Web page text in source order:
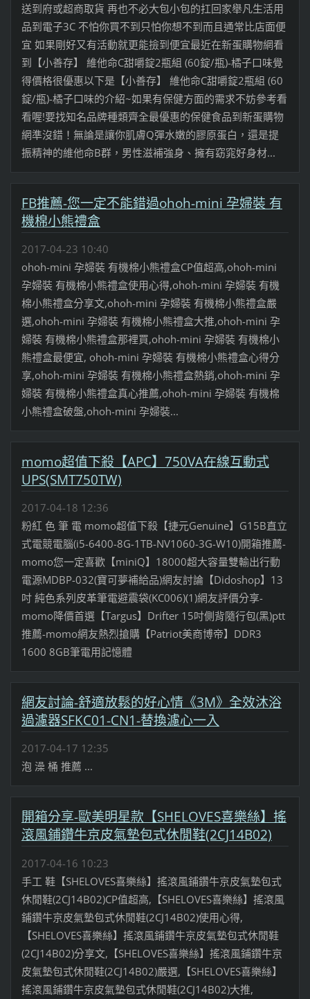
送到府或超商取貨 再也不必大包小包的扛回家舉凡生活用
品到電子3C 不怕你買不到只怕你想不到而且通常比店面便
宜 如果剛好又有活動就更能撿到便宜最近在新蛋購物網看
到【小善存】 維他命C甜嚼錠2瓶組 (60錠/瓶)-橘子口味覺
得價格很優惠以下是【小善存】 維他命C甜嚼錠2瓶組 (60
錠/瓶)-橘子口味的介紹~如果有保健方面的需求不妨參考看
看喔!要找知名品牌種類齊全最優惠的保健食品到新蛋購物
網準沒錯！無論是讓你肌膚Q彈水嫩的膠原蛋白，還是提
振精神的維他命B群，男性滋補強身、擁有窈窕好身材...
FB推薦-您一定不能錯過ohoh-mini 孕婦裝 有
機棉小熊禮盒
2017-04-23 10:40
ohoh-mini 孕婦裝 有機棉小熊禮盒CP值超高,ohoh-mini
孕婦裝 有機棉小熊禮盒使用心得,ohoh-mini 孕婦裝 有機
棉小熊禮盒分享文,ohoh-mini 孕婦裝 有機棉小熊禮盒嚴
選,ohoh-mini 孕婦裝 有機棉小熊禮盒大推,ohoh-mini 孕
婦裝 有機棉小熊禮盒那裡買,ohoh-mini 孕婦裝 有機棉小
熊禮盒最便宜, ohoh-mini 孕婦裝 有機棉小熊禮盒心得分
享,ohoh-mini 孕婦裝 有機棉小熊禮盒熱銷,ohoh-mini 孕
婦裝 有機棉小熊禮盒真心推薦,ohoh-mini 孕婦裝 有機棉
小熊禮盒破盤,ohoh-mini 孕婦裝...
momo超值下殺【APC】750VA在線互動式
UPS(SMT750TW)
2017-04-18 12:36
粉紅 色 筆 電 momo超值下殺【捷元Genuine】G15B直立
式電競電腦(i5-6400-8G-1TB-NV1060-3G-W10)開箱推薦-
momo您一定喜歡【miniQ】18000超大容量雙輸出行動
電源MDBP-032(寶可夢補給品)網友討論【Didoshop】13
吋 純色系列皮革筆電避震袋(KC006)(1)網友評價分享-
momo降價首選【Targus】Drifter 15吋側背隨行包(黑)ptt
推薦-momo網友熱烈搶購【Patriot美商博帝】DDR3
1600 8GB筆電用記憶體
網友討論-舒適放鬆的好心情《3M》全效沐浴
過濾器SFKC01-CN1-替換濾心一入
2017-04-17 12:35
泡 澡 桶 推薦 ...
開箱分享-歐美明星款【SHELOVES喜樂絲】搖
滾風鋪鑽牛京皮氣墊包式休閒鞋(2CJ14B02)
2017-04-16 10:23
手工 鞋【SHELOVES喜樂絲】搖滾風鋪鑽牛京皮氣墊包式
休閒鞋(2CJ14B02)CP值超高,【SHELOVES喜樂絲】搖滾風
鋪鑽牛京皮氣墊包式休閒鞋(2CJ14B02)使用心得,
【SHELOVES喜樂絲】搖滾風鋪鑽牛京皮氣墊包式休閒鞋
(2CJ14B02)分享文,【SHELOVES喜樂絲】搖滾風鋪鑽牛京
皮氣墊包式休閒鞋(2CJ14B02)嚴選,【SHELOVES喜樂絲】
搖滾風鋪鑽牛京皮氣墊包式休閒鞋(2CJ14B02)大推,